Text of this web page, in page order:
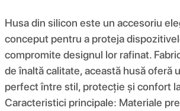
Husa din silicon este un accesoriu
conceput pentru a proteja
compromite designul lor rafinat.
de înaltă calitate, această husă oferă
perfect între stil, protecție și confort
Caracteristici principale: Materiale